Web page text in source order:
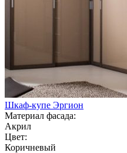
Шкаф-купе Эргион
Материал фасада:
Акрил
Цвет:
Коричневый